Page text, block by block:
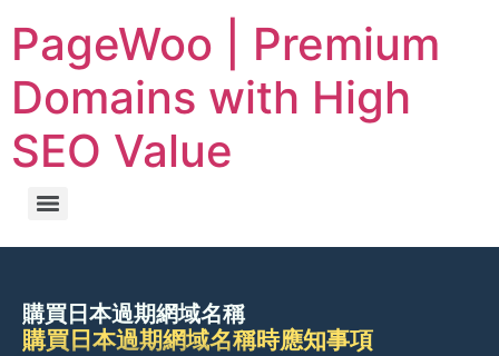
PageWoo | Premium
Domains with High
SEO Value
購買日本過期網域名稱
購買日本過期網域名稱時應知事項